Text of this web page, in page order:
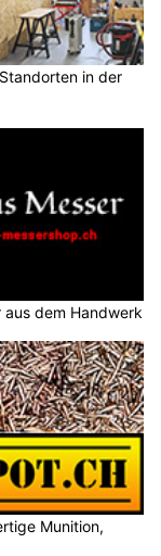
in der
aus dem Handwerk
Munition,